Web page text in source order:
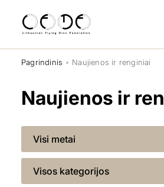
Pagrindinis Naujienos ir renginiai
Naujienos ir
Visi metai
Visos kategorijos